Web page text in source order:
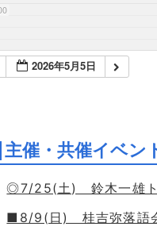
2026年5月5日
主催・共催イベン
◎7/25(土) 鈴木一雄ト
■8/9(日) 桂吉弥落語会